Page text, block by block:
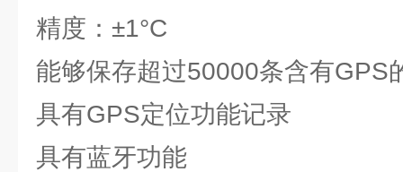
精度：±1°C
能够保存超过50000条含有GPS
具有GPS定位功能记录
具有蓝牙功能